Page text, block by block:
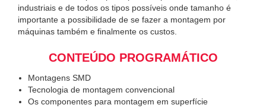
industriais e de todos os tipos possíveis onde tamanho é
importante a possibilidade de se fazer a montagem por
máquinas também e finalmente os custos.
CONTEÚDO PROGRAMÁTICO
Montagens SMD
Tecnologia de montagem convencional
Os componentes para montagem em superfície